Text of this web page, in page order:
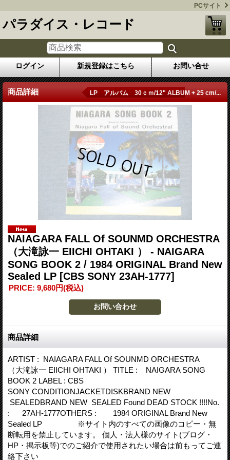
PCサイト
パラダイス・レコード
ログイン 新規登録はこちら お問い合せ
商品詳細 LP アルバム 30ｃｍ/12" ALBUM + 25 cm/...
NAIAGARA FALL Of SOUNMD ORCHESTRA
（大滝詠一 EIICHI OHTAKI ） - NAIGARA
SONG BOOK 2 / 1984 ORIGINAL Brand New
Sealed LP [CBS SONY 23AH-1777]
PRICE: 9,680円(税込)
商品詳細
ARTIST : NAIAGARA FALL Of SOUNMD ORCHESTRA
（大滝詠一 EIICHI OHTAKI ） TITLE : NAIGARA SONG
BOOK 2 LABEL : CBS
SONY CONDITIONJACKETDISKBRAND NEW
SEALEDBRAND NEW SEALED Found DEAD STOCK !!!!No.
: 27AH-1777OTHERS : 1984 ORIGINAL Brand New
Sealed LP ※サイト内のすべての画像のコピー・無
断転用を禁止しています。 個人・法人様のサイト(ブログ・
HP・掲示板等)でのご紹介で使用されたい場合は前もってご連
絡下さい